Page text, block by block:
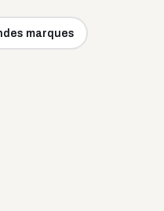
marques